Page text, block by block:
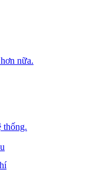
nữa.
thống.